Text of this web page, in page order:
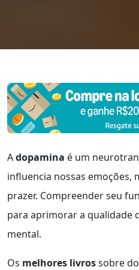
Adopamina é um
influencia nossas emoções,
prazer. Compreender seu
para aprimorar a qualidade
mental.
Os melhores livrossobre